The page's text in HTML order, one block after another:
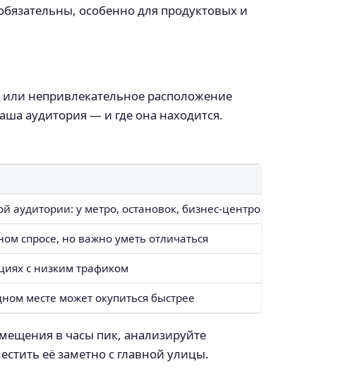
особенно для продуктовых и
непривлекательное расположение
аудитория — и где она находится.
у метро, остановок, бизнес-центров
спросе, но важно уметь отличаться
с низким трафиком
месте может окупиться быстрее
в часы пик, анализируйте
её заметно с главной улицы.